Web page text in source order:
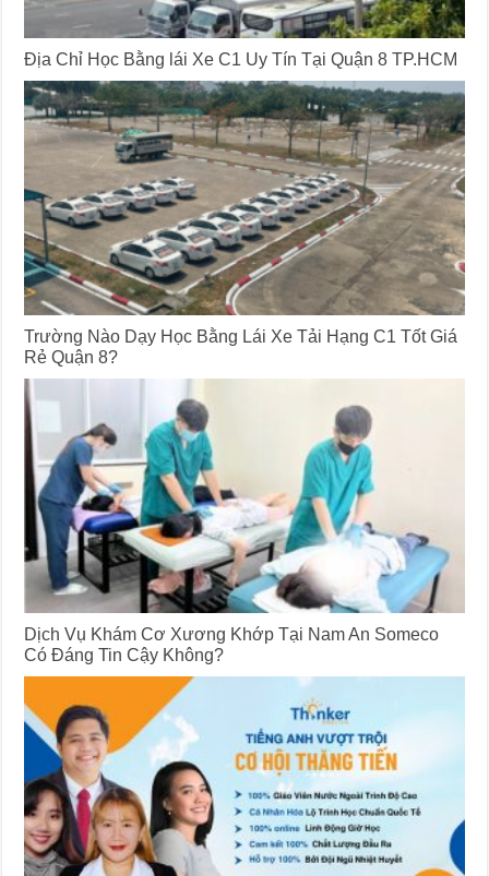
Địa Chỉ Học Bằng lái Xe C1 Uy Tín Tại Quận 8 TP.HCM
Trường Nào Dạy Học Bằng Lái Xe Tải Hạng C1 Tốt Giá
Rẻ Quận 8?
Dịch Vụ Khám Cơ Xương Khớp Tại Nam An Someco
Có Đáng Tin Cậy Không?